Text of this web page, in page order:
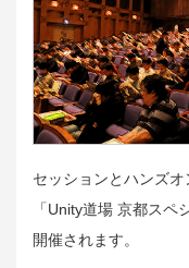
セッションとハンズ
「Unity道場 京都ス
開催されます。